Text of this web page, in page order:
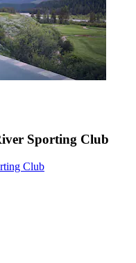
Sporting Club
Club